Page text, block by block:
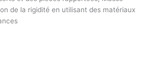
de la rigidité en utilisant des matériaux